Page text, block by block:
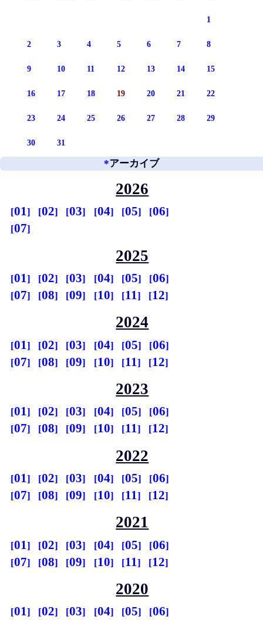
1
2 3 4 5 6 7 8
9 10 11 12 13 14 15
16 17 18 19 20 21 22
23 24 25 26 27 28 29
30 31
*アーカイブ
2026
01 02 03 04 05
06
07
2025
01 02 03 04 05
06
07
08 09 10 11 12
2024
01 02 03 04 05
06
07
08 09 10 11 12
2023
01 02 03 04 05
06
07
08 09 10 11 12
2022
01 02 03 04 05
06
07
08 09 10 11 12
2021
01 02 03 04 05
06
07
08 09 10 11 12
2020
01 02 03 04 05 06